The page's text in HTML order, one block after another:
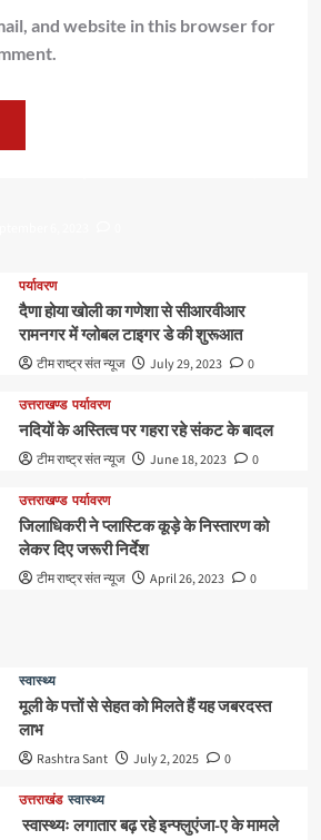
and website in this browser for
पर्यावरण
दैणा होया खोली का गणेशा से सीआरवीआर
रामनगर में ग्लोबल टाइगर डे की शुरूआत
टीम राष्ट्र संत न्यूज July 29, 2023 0
उत्तराखण्ड पर्यावरण
नदियों के अस्तित्व पर गहरा रहे संकट के बादल
टीम राष्ट्र संत न्यूज June 18, 2023 0
उत्तराखण्ड पर्यावरण
जिलाधिकरी ने प्लास्टिक कूड़े के निस्तारण को
लेकर दिए जरूरी निर्देश
टीम राष्ट्र संत न्यूज April 26, 2023 0
स्वास्थ्य
मूली के पत्तों से सेहत को मिलते हैं यह जबरदस्त
लाभ
Rashtra Sant July 2, 2025 0
उत्तराखंड स्वास्थ्य
स्वास्थ्यः लगातार बढ़ रहे इन्फ्लुएंजा-ए के मामले